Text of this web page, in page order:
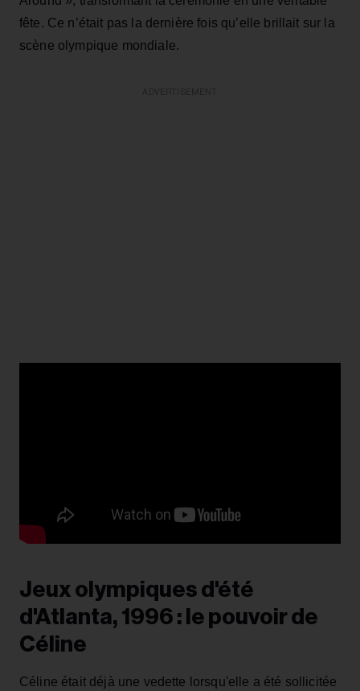
fête. Ce n’était pas la dernière fois qu’elle brillait sur la
scène olympique mondiale.
Jeux olympiques d'été
d'Atlanta, 1996 : le pouvoir de
Céline
Céline était déjà une vedette lorsqu'elle a été sollicitée